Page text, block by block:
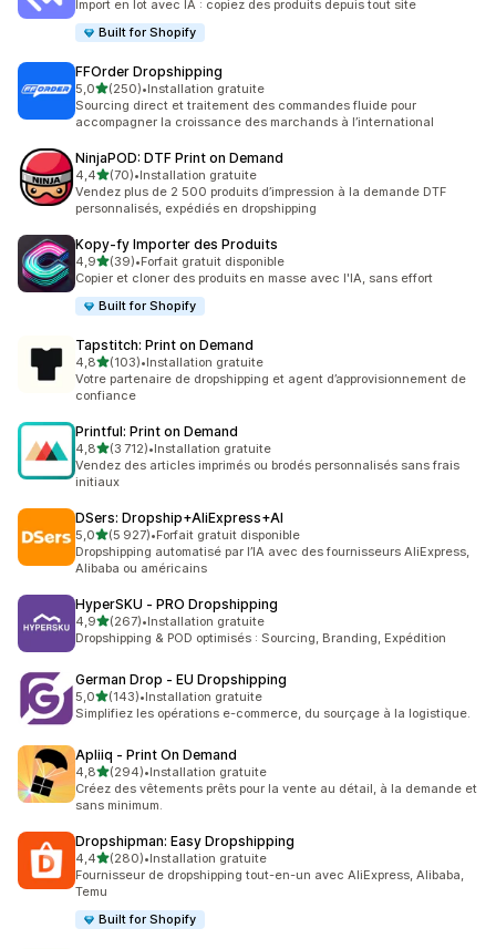
Import en lot avec IA : copiez des produits depuis tout site
Built for Shopify
FFOrder Dropshipping
5,0étoile(s) sur 5
(250)
250 avis au total
•Installation gratuite
Sourcing direct et traitement des commandes fluide pour
accompagner la croissance des marchands à l’international
NinjaPOD: DTF Print on Demand
4,4étoile(s) sur 5
(70)
70 avis au total
•Installation gratuite
Vendez plus de 2 500 produits d’impression à la demande DTF
personnalisés, expédiés en dropshipping
Kopy‑fy Importer des Produits
4,9étoile(s) sur 5
(39)
39 avis au total
•Forfait gratuit disponible
Copier et cloner des produits en masse avec l'IA, sans effort
Built for Shopify
Tapstitch: Print on Demand
4,8étoile(s) sur 5
(103)
103 avis au total
•Installation gratuite
Votre partenaire de dropshipping et agent d’approvisionnement de
confiance
Printful: Print on Demand
4,8étoile(s) sur 5
(3 712)
3712 avis au total
•Installation gratuite
Vendez des articles imprimés ou brodés personnalisés sans frais
initiaux
DSers: Dropship+AliExpress+AI
5,0étoile(s) sur 5
(5 927)
5927 avis au total
•Forfait gratuit disponible
Dropshipping automatisé par l’IA avec des fournisseurs AliExpress,
Alibaba ou américains
HyperSKU ‑ PRO Dropshipping
4,9étoile(s) sur 5
(267)
267 avis au total
•Installation gratuite
Dropshipping & POD optimisés : Sourcing, Branding, Expédition
German Drop ‑ EU Dropshipping
5,0étoile(s) sur 5
(143)
143 avis au total
•Installation gratuite
Simplifiez les opérations e-commerce, du sourçage à la logistique.
Apliiq ‑ Print On Demand
4,8étoile(s) sur 5
(294)
294 avis au total
•Installation gratuite
Créez des vêtements prêts pour la vente au détail, à la demande et
sans minimum.
Dropshipman: Easy Dropshipping
4,4étoile(s) sur 5
(280)
280 avis au total
•Installation gratuite
Fournisseur de dropshipping tout-en-un avec AliExpress, Alibaba,
Temu
Built for Shopify